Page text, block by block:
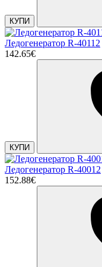
КУПИ
Ледогенератор R-40112
142.65€
КУПИ
Ледогенератор R-40012
152.88€